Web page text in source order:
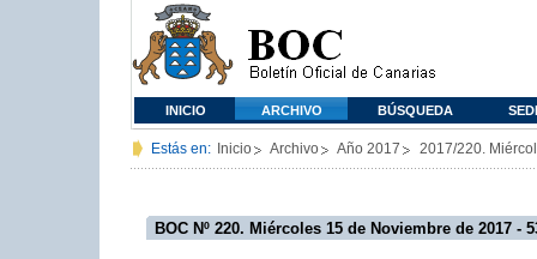
INICIO ARCHIVO BÚSQUEDA
Estás en: Inicio Archivo Año 2017 2017/220.
BOC Nº 220. Miércoles 15 de Noviembre de 2017 -